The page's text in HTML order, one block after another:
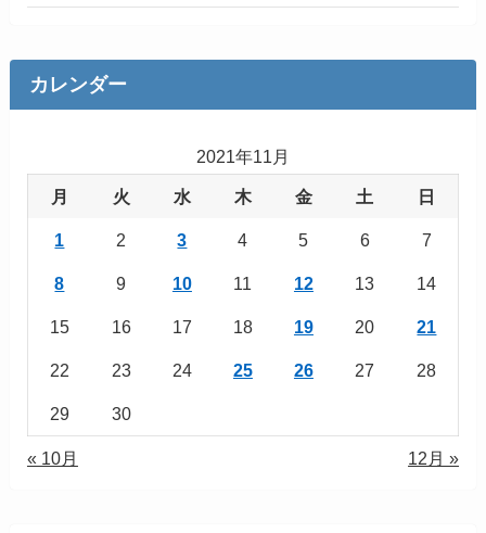
カレンダー
2021年11月
月 火 水 木 金 土 日
1 2 3 4 5 6 7
8 9 10 11 12 13 14
15 16 17 18 19 20 21
22 23 24 25 26 27 28
29 30
« 10月 12月 »